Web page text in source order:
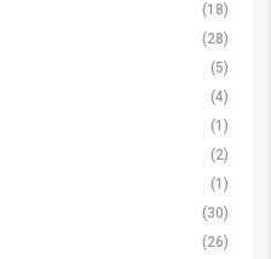
(18)
(28)
(5)
(4)
(1)
(2)
(1)
(30)
(26)